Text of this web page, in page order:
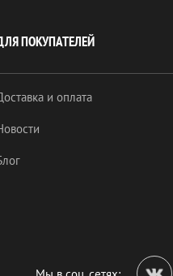
ПОКУПАТЕЛЕЙ
и оплата